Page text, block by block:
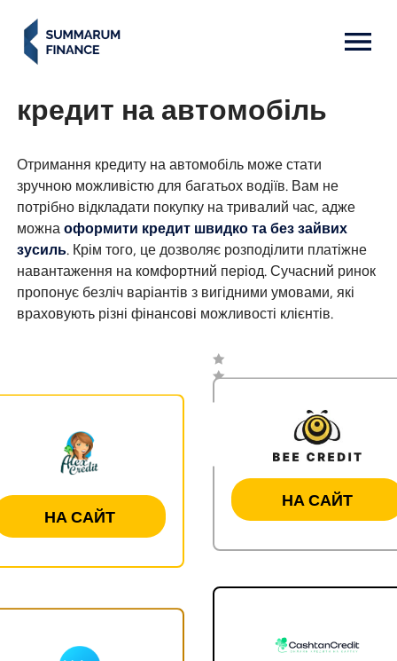
кредит на автомобіль
Отримання кредиту на автомобіль може стати
зручною можливістю для багатьох водіїв. Вам не
потрібно відкладати покупку на тривалий час, адже
можнаоформити кредит швидко та без зайвих
зусиль. Крім того, це дозволяє розподілити платіжне
навантаження на комфортний період. Сучасний ринок
пропонує безліч варіантів з вигідними умовами, які
враховують різні фінансові можливості клієнтів.
НА САЙТ
НА САЙТ